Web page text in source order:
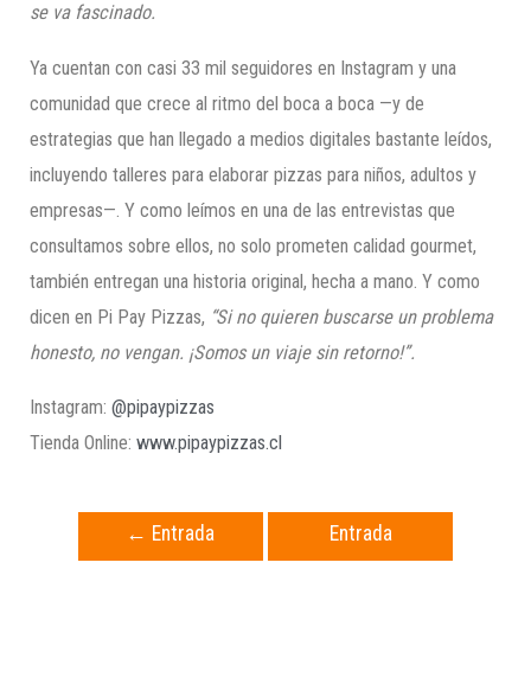
se va fascinado.
Ya cuentan con casi 33 mil seguidores en Instagram y una
comunidad que crece al ritmo del boca a boca —y de
estrategias que han llegado a medios digitales bastante leídos,
incluyendo talleres para elaborar pizzas para niños, adultos y
empresas—. Y como leímos en una de las entrevistas que
consultamos sobre ellos, no solo prometen calidad gourmet,
también entregan una historia original, hecha a mano. Y como
dicen en Pi Pay Pizzas, “Si no quieren buscarse un problema
honesto, no vengan. ¡Somos un viaje sin retorno!”.
Instagram:@pipaypizzas
Tienda Online:www.pipaypizzas.cl
← Entrada
Entrada